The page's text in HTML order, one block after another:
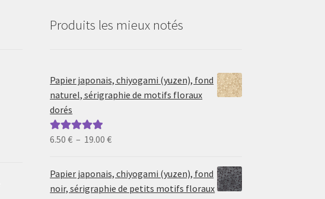
Produits les mieux notés
Papier japonais, chiyogami (yuzen), fond
naturel, sérigraphie de motifs floraux
dorés
Note5.00sur
6.50€ – 19.00€Plage
prix :
6.50 €
Papier japonais, chiyogami (yuzen), fond
noir, sérigraphie de petits motifs floraux